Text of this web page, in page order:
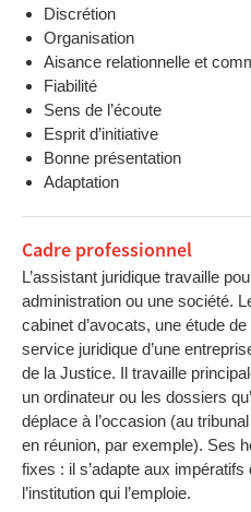
Discrétion
Organisation
Aisance relationnelle et
Fiabilité
Sens de l’écoute
Esprit d’initiative
Bonne présentation
Adaptation
Cadre professionnel
L’assistant juridique travaille
administration ou une société.
cabinet d’avocats, une étude
service juridique d’une
de la Justice. Il travaille
un ordinateur ou les dossiers
déplace à l’occasion (au
en réunion, par exemple). Ses
fixes : il s’adapte aux
l’institution qui l’emploie.